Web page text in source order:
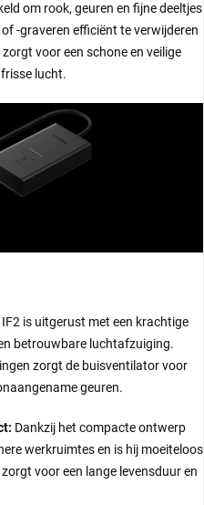
om rook, geuren en fijne deeltjes
-graveren efficiënt te verwijderen
voor een schone en veilige
lucht.
is uitgerust met een krachtige
betrouwbare luchtafzuiging.
zorgt de buisventilator voor
geuren.
Dankzij het compacte ontwerp
werkruimtes en is hij moeiteloos
voor een lange levensduur en